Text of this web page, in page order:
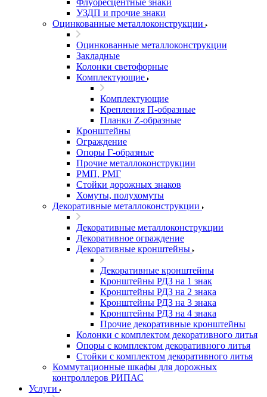
Флуоресцентные знаки
УЗДП и прочие знаки
Оцинкованные металлоконструкции
Оцинкованные металлоконструкции
Закладные
Колонки светофорные
Комплектующие
Комплектующие
Крепления П-образные
Планки Z-образные
Кронштейны
Ограждение
Опоры Г-образные
Прочие металлоконструкции
РМП, РМГ
Стойки дорожных знаков
Хомуты, полухомуты
Декоративные металлоконструкции
Декоративные металлоконструкции
Декоративное ограждение
Декоративные кронштейны
Декоративные кронштейны
Кронштейны РДЗ на 1 знак
Кронштейны РДЗ на 2 знака
Кронштейны РДЗ на 3 знака
Кронштейны РДЗ на 4 знака
Прочие декоративные кронштейны
Колонки с комплектом декоративного литья
Опоры с комплектом декоративного литья
Стойки с комплектом декоративного литья
Коммутационные шкафы для дорожных
контроллеров РИПАС
Услуги